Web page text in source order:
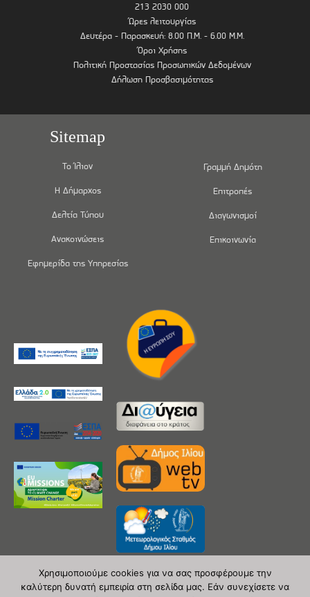
213 2030 000
Ώρες λειτουργίας
Δευτέρα - Παρασκευή: 8.00 Π.Μ. - 6.00 Μ.Μ.
Όροι Χρήσης
Πολιτική Προστασίας Προσωπικών Δεδομένων
Δήλωση Προσβασιμότητας
Sitemap
Το Ίλιον
Η Δήμαρχος
Δελτία Τύπου
Ανακοινώσεις
Εφημερίδα της Υπηρεσίας
Γραμμή Δημότη
Επιτροπές
Διαγωνισμοί
Επικοινωνία
Χρησιμοποιούμε cookies για να σας προσφέρουμε την
καλύτερη δυνατή εμπειρία στη σελίδα μας. Εάν συνεχίσετε να